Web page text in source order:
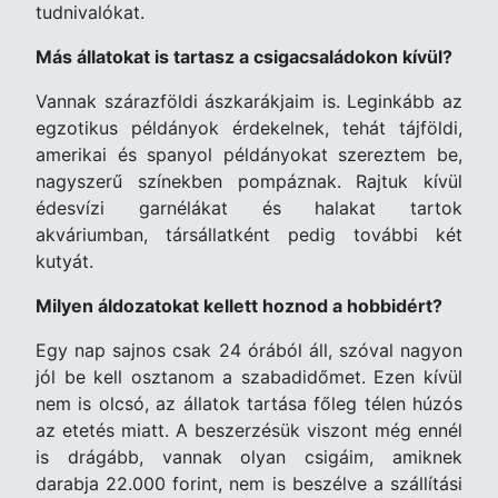
tudnivalókat.
Más állatokat is tartasz a csigacsaládokon kívül?
Vannak szárazföldi ászkarákjaim is. Leginkább az
egzotikus példányok érdekelnek, tehát tájföldi,
amerikai és spanyol példányokat szereztem be,
nagyszerű színekben pompáznak. Rajtuk kívül
édesvízi garnélákat és halakat tartok
akváriumban, társállatként pedig további két
kutyát.
Milyen áldozatokat kellett hoznod a hobbidért?
Egy nap sajnos csak 24 órából áll, szóval nagyon
jól be kell osztanom a szabadidőmet. Ezen kívül
nem is olcsó, az állatok tartása főleg télen húzós
az etetés miatt. A beszerzésük viszont még ennél
is drágább, vannak olyan csigáim, amiknek
darabja 22.000 forint, nem is beszélve a szállítási